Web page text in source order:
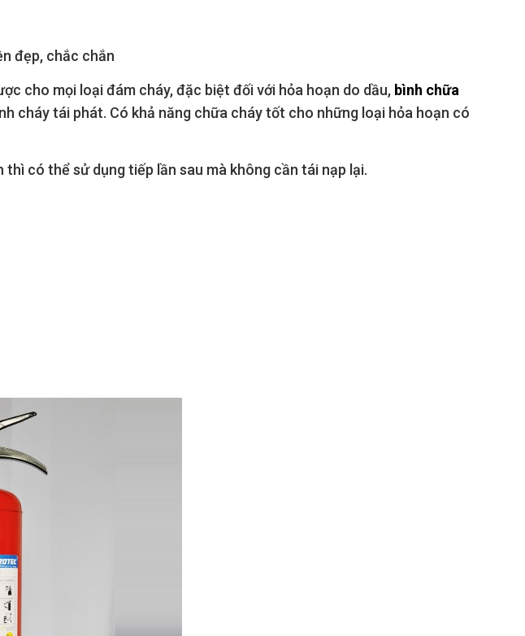
đẹp, chắc chắn
cho mọi loại đám cháy, đặc biệt đối với hỏa hoạn do dầu, bình chữa
cháy tái phát. Có khả năng chữa cháy tốt cho những loại hỏa hoạn có
có thể sử dụng tiếp lần sau mà không cần tái nạp lại.